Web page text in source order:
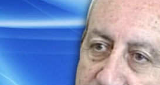
رياضة